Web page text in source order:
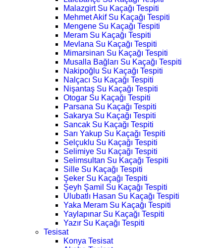
Malazgirt Su Kaçağı Tespiti
Mehmet Akif Su Kaçağı Tespiti
Mengene Su Kaçağı Tespiti
Meram Su Kaçağı Tespiti
Mevlana Su Kaçağı Tespiti
Mimarsinan Su Kaçağı Tespiti
Musalla Bağları Su Kaçağı Tespiti
Nakipoğlu Su Kaçağı Tespiti
Nalçacı Su Kaçağı Tespiti
Nişantaş Su Kaçağı Tespiti
Otogar Su Kaçağı Tespiti
Parsana Su Kaçağı Tespiti
Sakarya Su Kaçağı Tespiti
Sancak Su Kaçağı Tespiti
Sarı Yakup Su Kaçağı Tespiti
Selçuklu Su Kaçağı Tespiti
Selimiye Su Kaçağı Tespiti
Selimsultan Su Kaçağı Tespiti
Sille Su Kaçağı Tespiti
Şeker Su Kaçağı Tespiti
Şeyh Şamil Su Kaçağı Tespiti
Ulubatlı Hasan Su Kaçağı Tespiti
Yaka Meram Su Kaçağı Tespiti
Yaylapınar Su Kaçağı Tespiti
Yazır Su Kaçağı Tespiti
Tesisat
Konya Tesisat